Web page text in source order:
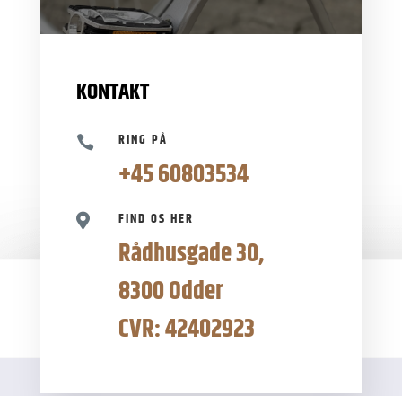
KONTAKT
 RING PÅ
+45 60803534
 FIND OS HER
Rådhusgade 30,
8300 Odder
CVR: 42402923